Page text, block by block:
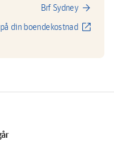
Brf Sydney arrow_forward
din boendekostnad open_in_new